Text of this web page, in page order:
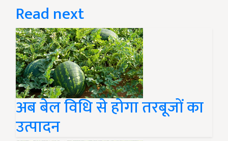
Read next
अब बेल विधि से होगा तरबूजों का
उत्पादन